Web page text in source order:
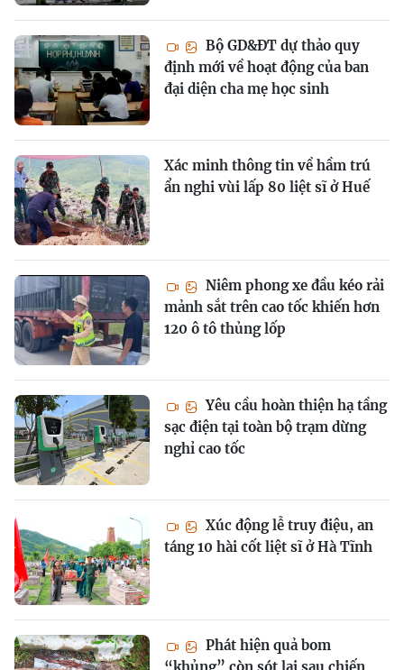
Bộ GD&ĐT dự thảo quy
định mới về hoạt động của ban
đại diện cha mẹ học sinh
Xác minh thông tin về hầm trú
ẩn nghi vùi lấp 80 liệt sĩ ở Huế
Niêm phong xe đầu kéo rải
mảnh sắt trên cao tốc khiến hơn
120 ô tô thủng lốp
Yêu cầu hoàn thiện hạ tầng
sạc điện tại toàn bộ trạm dừng
nghỉ cao tốc
Xúc động lễ truy điệu, an
táng 10 hài cốt liệt sĩ ở Hà Tĩnh
Phát hiện quả bom